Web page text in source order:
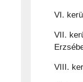
VI.
VII.
VIII.